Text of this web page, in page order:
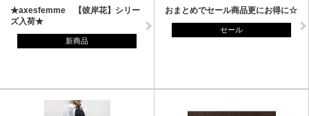
★axesfemme 【彼岸花】シリー
ズ入荷★
新商品
おまとめでセール商品更にお得に☆
セール